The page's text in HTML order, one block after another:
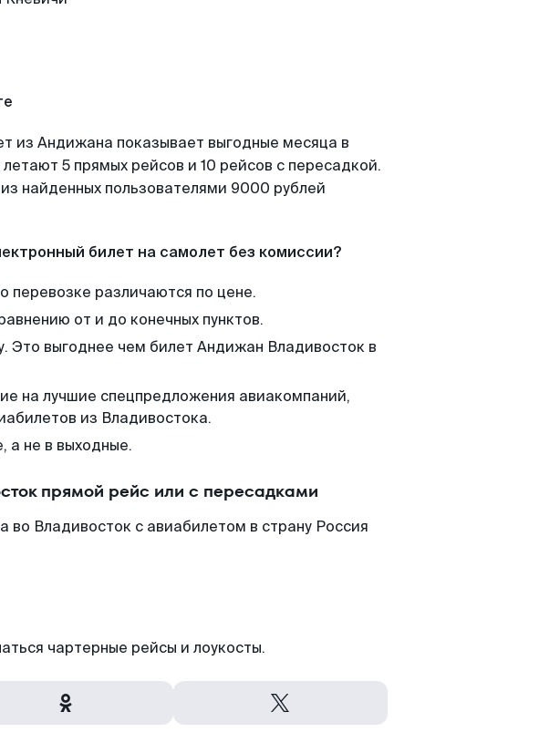
из Андижана показывает выгодные месяца в
5 прямых рейсов и 10 рейсов с пересадкой.
найденных пользователями 9000 рублей
билет на самолет без комиссии?
перевозке различаются по цене.
от и до конечных пунктов.
Это выгоднее чем билет Андижан Владивосток в
на лучшие спецпредложения авиакомпаний,
из Владивостока.
а не в выходные.
прямой рейс или с пересадками
Владивосток с авиабилетом в страну Россия
чартерные рейсы и лоукосты.